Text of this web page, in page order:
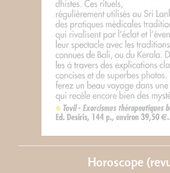
Horoscope